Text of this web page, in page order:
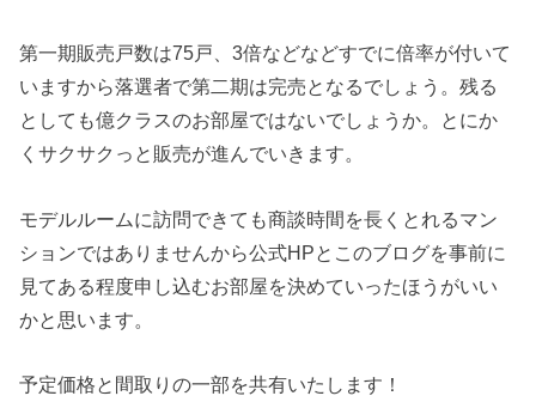
第一期販売戸数は75戸、3倍などなどすでに倍率が付いて
いますから落選者で第二期は完売となるでしょう。残る
としても億クラスのお部屋ではないでしょうか。とにか
くサクサクっと販売が進んでいきます。
モデルルームに訪問できても商談時間を長くとれるマン
ションではありませんから公式HPとこのブログを事前に
見てある程度申し込むお部屋を決めていったほうがいい
かと思います。
予定価格と間取りの一部を共有いたします！